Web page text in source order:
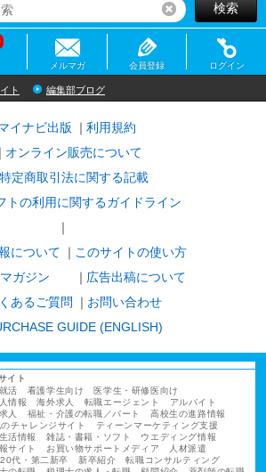
リセット検索
メルマガ 会員登録 ログイン
ト 編集部ブログ
イナビ出版
利用規約
オンライン販売について
特定商取引法に関する記載
トの利用に関するガイドライン
｜
について
このサイトの使い方
ガジン
広告出稿について
あるご質問
お問い合わせ
GUIDE (ENGLISH)
イト
活 看護学生向け
医学生・研修医向け
情報 海外求人 転職エージェント
アルバイト
人 福祉・介護の転職／パート
高校生の進路情報
チャレンジサイト
ティーンマーケティング支援
活情報 雑誌・書籍・ソフト
ウエディング情報
サイト お買い物サポートメディア
人材派遣
20代・第二新卒 新卒紹介
転職コンサルティング